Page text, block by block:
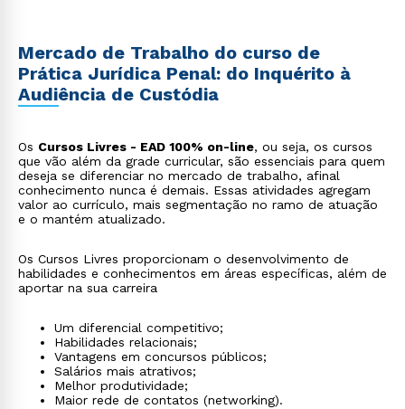
Mercado de Trabalho do curso de
Prática Jurídica Penal: do Inquérito à
Audiência de Custódia
Os Cursos Livres - EAD 100% on-line, ou seja, os cursos
que vão além da grade curricular, são essenciais para quem
deseja se diferenciar no mercado de trabalho, afinal
conhecimento nunca é demais. Essas atividades agregam
valor ao currículo, mais segmentação no ramo de atuação
e o mantém atualizado.
Os Cursos Livres proporcionam o desenvolvimento de
habilidades e conhecimentos em áreas específicas, além de
aportar na sua carreira
Um diferencial competitivo;
Habilidades relacionais;
Vantagens em concursos públicos;
Salários mais atrativos;
Melhor produtividade;
Maior rede de contatos (networking).